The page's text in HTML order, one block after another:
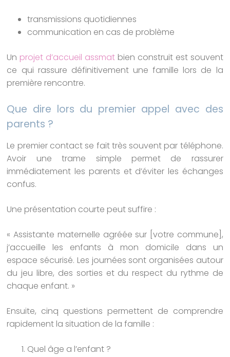
transmissions quotidiennes
communication en cas de problème
Un projet d’accueil assmat bien construit est souvent
ce qui rassure définitivement une famille lors de la
première rencontre.
Que dire lors du premier appel avec des
parents ?
Le premier contact se fait très souvent par téléphone.
Avoir une trame simple permet de rassurer
immédiatement les parents et d’éviter les échanges
confus.
Une présentation courte peut suffire :
« Assistante maternelle agréée sur [votre commune],
j’accueille les enfants à mon domicile dans un
espace sécurisé. Les journées sont organisées autour
du jeu libre, des sorties et du respect du rythme de
chaque enfant. »
Ensuite, cinq questions permettent de comprendre
rapidement la situation de la famille :
Quel âge a l’enfant ?